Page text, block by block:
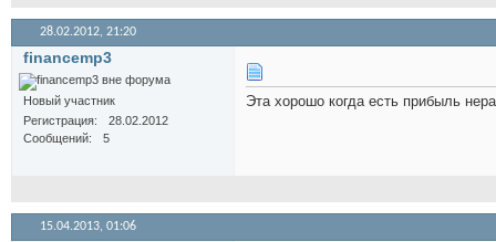
28.02.2012, 21:20
financemp3
Новый участник
Регистрация
28.02.2012
Сообщений
5
Эта хорошо когда есть прибыль
15.04.2013, 01:06